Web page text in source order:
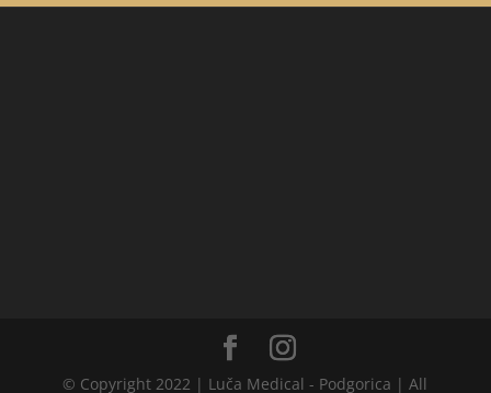
© Copyright 2022 | Luča Medical - Podgorica | All